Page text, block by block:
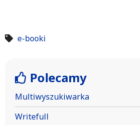
e-booki
Polecamy
Multiwyszukiwarka
Writefull